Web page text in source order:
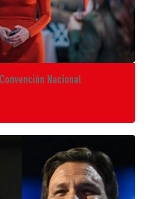
Nacional